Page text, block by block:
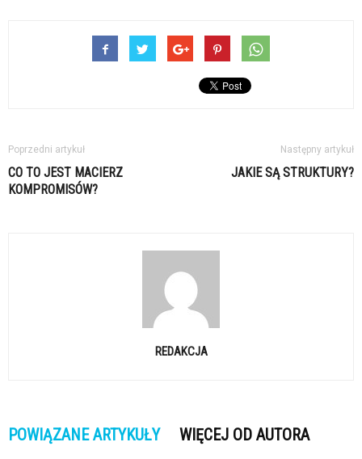
Poprzedni artykuł
CO TO JEST MACIERZ
KOMPROMISÓW?
Następny artykuł
JAKIE SĄ STRUKTURY?
REDAKCJA
POWIĄZANE ARTYKUŁY WIĘCEJ OD AUTORA